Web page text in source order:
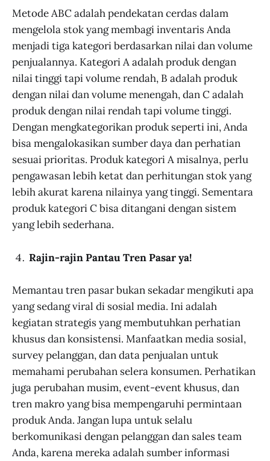
Metode ABC adalah pendekatan cerdas dalam
mengelola stok yang membagi inventaris Anda
menjadi tiga kategori berdasarkan nilai dan volume
penjualannya. Kategori A adalah produk dengan
nilai tinggi tapi volume rendah, B adalah produk
dengan nilai dan volume menengah, dan C adalah
produk dengan nilai rendah tapi volume tinggi.
Dengan mengkategorikan produk seperti ini, Anda
bisa mengalokasikan sumber daya dan perhatian
sesuai prioritas. Produk kategori A misalnya, perlu
pengawasan lebih ketat dan perhitungan stok yang
lebih akurat karena nilainya yang tinggi. Sementara
produk kategori C bisa ditangani dengan sistem
yang lebih sederhana.
Rajin-rajin Pantau Tren Pasar ya!
Memantau tren pasar bukan sekadar mengikuti apa
yang sedang viral di sosial media. Ini adalah
kegiatan strategis yang membutuhkan perhatian
khusus dan konsistensi. Manfaatkan media sosial,
survey pelanggan, dan data penjualan untuk
memahami perubahan selera konsumen. Perhatikan
juga perubahan musim, event-event khusus, dan
tren makro yang bisa mempengaruhi permintaan
produk Anda. Jangan lupa untuk selalu
berkomunikasi dengan pelanggan dan sales team
Anda, karena mereka adalah sumber informasi